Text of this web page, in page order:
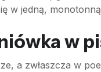
w jedną,
w
a zwłaszcza w